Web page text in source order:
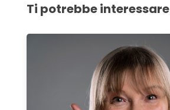
Ti potrebbe interessare